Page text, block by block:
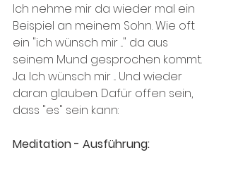
Ich nehme mir da wieder mal ein
Beispiel an meinem Sohn. Wie oft
ein "ich wünsch mir ..." da aus
seinem Mund gesprochen kommt.
Ja. Ich wünsch mir ... Und wieder
daran glauben. Dafür offen sein,
dass "es" sein kann:
Meditation - Ausführung: